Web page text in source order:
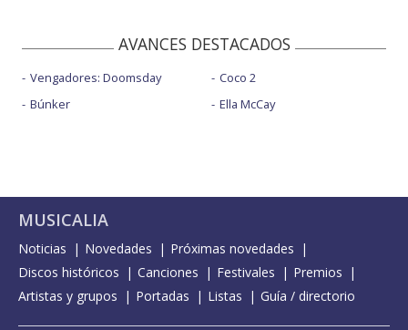
AVANCES DESTACADOS
Vengadores: Doomsday
Búnker
Coco 2
Ella McCay
MUSICALIA
Noticias Novedades
Próximas novedades
Discos históricos
Canciones Festivales
Premios
Artistas y grupos
Portadas Listas Guía / directorio